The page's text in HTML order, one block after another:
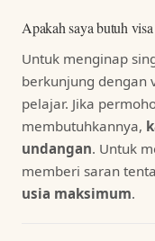
Apakah saya butuh
Untuk menginap
berkunjung dengan
pelajar. Jika
membutuhkannya,
undangan. Untuk
memberi saran
usia maksimum.